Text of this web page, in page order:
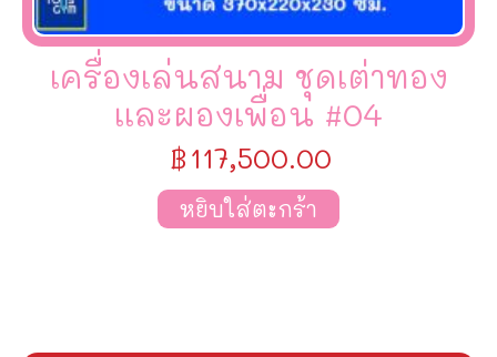
เครื่องเล่นสนาม ชุดเต่าทอง
เเละผองเพื่อน #04
฿117,500.00
หยิบใส่ตะกร้า